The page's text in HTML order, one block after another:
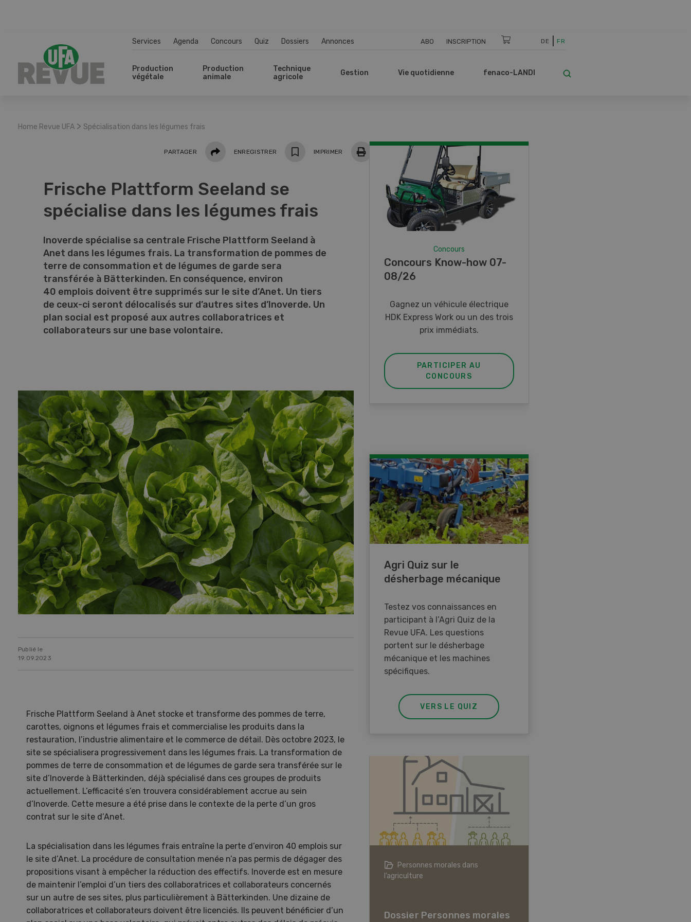
Services Agenda Concours Quiz Dossiers Annonces ABO INSCRIPTION DE FR
Production
végétale
Production
animale
Technique
agricole
Gestion Vie quotidienne fenaco-LANDI
Home Revue UFA > Spécialisation dans les légumes frais
PARTAGER PartagerENREGISTRER IMPRIMER
Frische Plattform Seeland se
spécialise dans les légumes frais
Inoverde spécialise sa centrale Frische Plattform Seeland à
Anet dans les légumes frais. La transformation de pommes de
terre de consommation et de légumes de garde sera
transférée à Bätterkinden. En conséquence, environ
40 emplois doivent être supprimés sur le site d’Anet. Un tiers
de ceux-ci seront délocalisés sur d’autres sites d’Inoverde. Un
plan social est proposé aux autres collaboratrices et
collaborateurs sur une base volontaire.
Publié le
19.09.2023
Frische Plattform Seeland à Anet stocke et transforme des pommes de terre,
carottes, oignons et légumes frais et commercialise les produits dans la
restauration, l’industrie alimentaire et le commerce de détail. Dès octobre 2023, le
site se spécialisera progressivement dans les légumes frais. La transformation de
pommes de terre de consommation et de légumes de garde sera transférée sur le
site d’Inoverde à Bätterkinden, déjà spécialisé dans ces groupes de produits
actuellement. L’efficacité s’en trouvera considérablement accrue au sein
d’Inoverde. Cette mesure a été prise dans le contexte de la perte d’un gros
contrat sur le site d’Anet.
La spécialisation dans les légumes frais entraîne la perte d’environ 40 emplois sur
le site d’Anet. La procédure de consultation menée n’a pas permis de dégager des
propositions visant à empêcher la réduction des effectifs. Inoverde est en mesure
de maintenir l’emploi d’un tiers des collaboratrices et collaborateurs concernés
sur un autre de ses sites, plus particulièrement à Bätterkinden. Une dizaine de
collaboratrices et collaborateurs doivent être licenciés. Ils peuvent bénéficier d’un
Concours
Concours Know-how 07-
08/26
Gagnez un véhicule électrique
HDK Express Work ou un des trois
prix immédiats.
PARTICIPER AU
CONCOURS
Agri Quiz sur le
désherbage mécanique
Testez vos connaissances en
participant à l’Agri Quiz de la
Revue UFA. Les questions
portent sur le désherbage
mécanique et les machines
spécifiques.
VERS LE QUIZ
Une ferme entre de nouvelles
mains
Une ferme entre de
L’agriculture à l’ère du changement
climatique
Dossier L’agriculture à l’ère
du changement climatique
Personnes morales dans
l’agriculture
Dossier Personnes morales